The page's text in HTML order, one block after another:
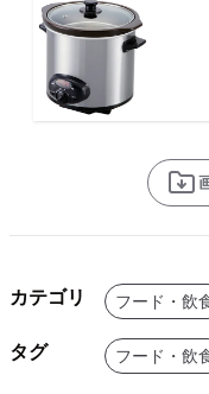
カテゴリ フード・飲
タグ フード・飲